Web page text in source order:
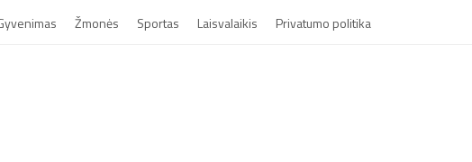
Žmonės Sportas Laisvalaikis Privatumo politika